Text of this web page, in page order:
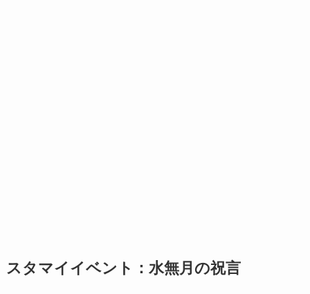
スタマイイベント：水無月の祝言